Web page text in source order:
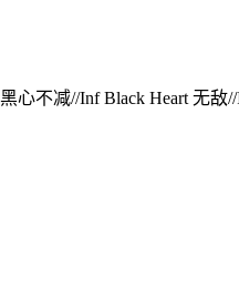
心不减//Inf Black Heart 无